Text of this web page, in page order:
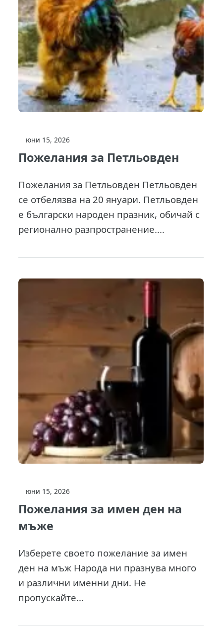
юни 15, 2026
Пожелания за Петльовден
Пожелания за Петльовден Петльовден
се отбелязва на 20 януари. Петльовден
е български народен празник, обичай с
регионално разпространение....
юни 15, 2026
Пожелания за имен ден на
мъже
Изберете своето пожелание за имен
ден на мъж Народа ни празнува много
и различни именни дни. Не
пропускайте...